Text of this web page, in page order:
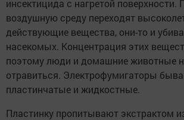
инсектицида с нагретой поверхности.
воздушную среду переходят
действующие вещества, они-то и
насекомых. Концентрация этих
поэтому люди и домашние животные
отравиться. Электрофумигаторы
пластинчатые и жидкостные.
Пластинку пропитывают экстрактом